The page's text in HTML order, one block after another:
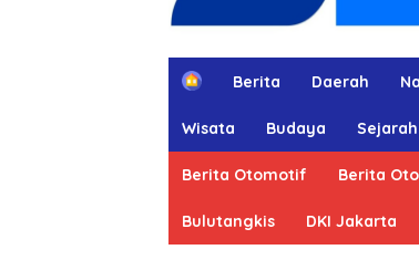
H
e
Berita Daerah
Wisata Budaya Sejarah
Berita Otomotif Berita
Bulutangkis DKI Jakarta